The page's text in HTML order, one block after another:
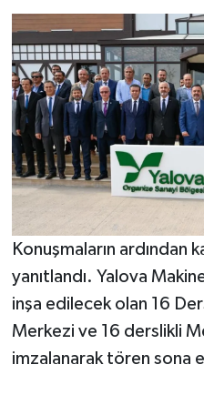
Konuşmaların ardından
yanıtlandı. Yalova
inşa edilecek olan 16
Merkezi ve 16 derslikli
imzalanarak tören sona